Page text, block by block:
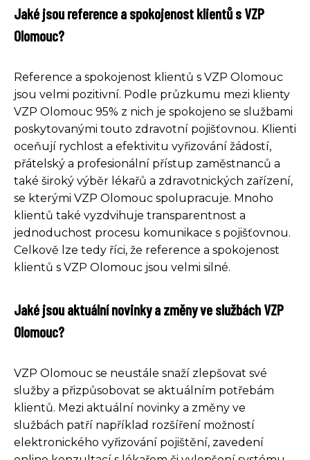
Jaké jsou reference a spokojenost klientů s VZP
Olomouc?
Reference a spokojenost klientů s VZP Olomouc
jsou velmi pozitivní. Podle průzkumu mezi klienty
VZP Olomouc 95% z nich je spokojeno se službami
poskytovanými touto zdravotní pojišťovnou. Klienti
oceňují rychlost a efektivitu vyřizování žádostí,
přátelský a profesionální přístup zaměstnanců a
také široký výběr lékařů a zdravotnických zařízení,
se kterými VZP Olomouc spolupracuje. Mnoho
klientů také vyzdvihuje transparentnost a
jednoduchost procesu komunikace s pojišťovnou.
Celkově lze tedy říci, že reference a spokojenost
klientů s VZP Olomouc jsou velmi silné.
Jaké jsou aktuální novinky a změny ve službách VZP
Olomouc?
VZP Olomouc se neustále snaží zlepšovat své
služby a přizpůsobovat se aktuálním potřebám
klientů. Mezi aktuální novinky a změny ve
službách patří například rozšíření možností
elektronického vyřizování pojištění, zavedení